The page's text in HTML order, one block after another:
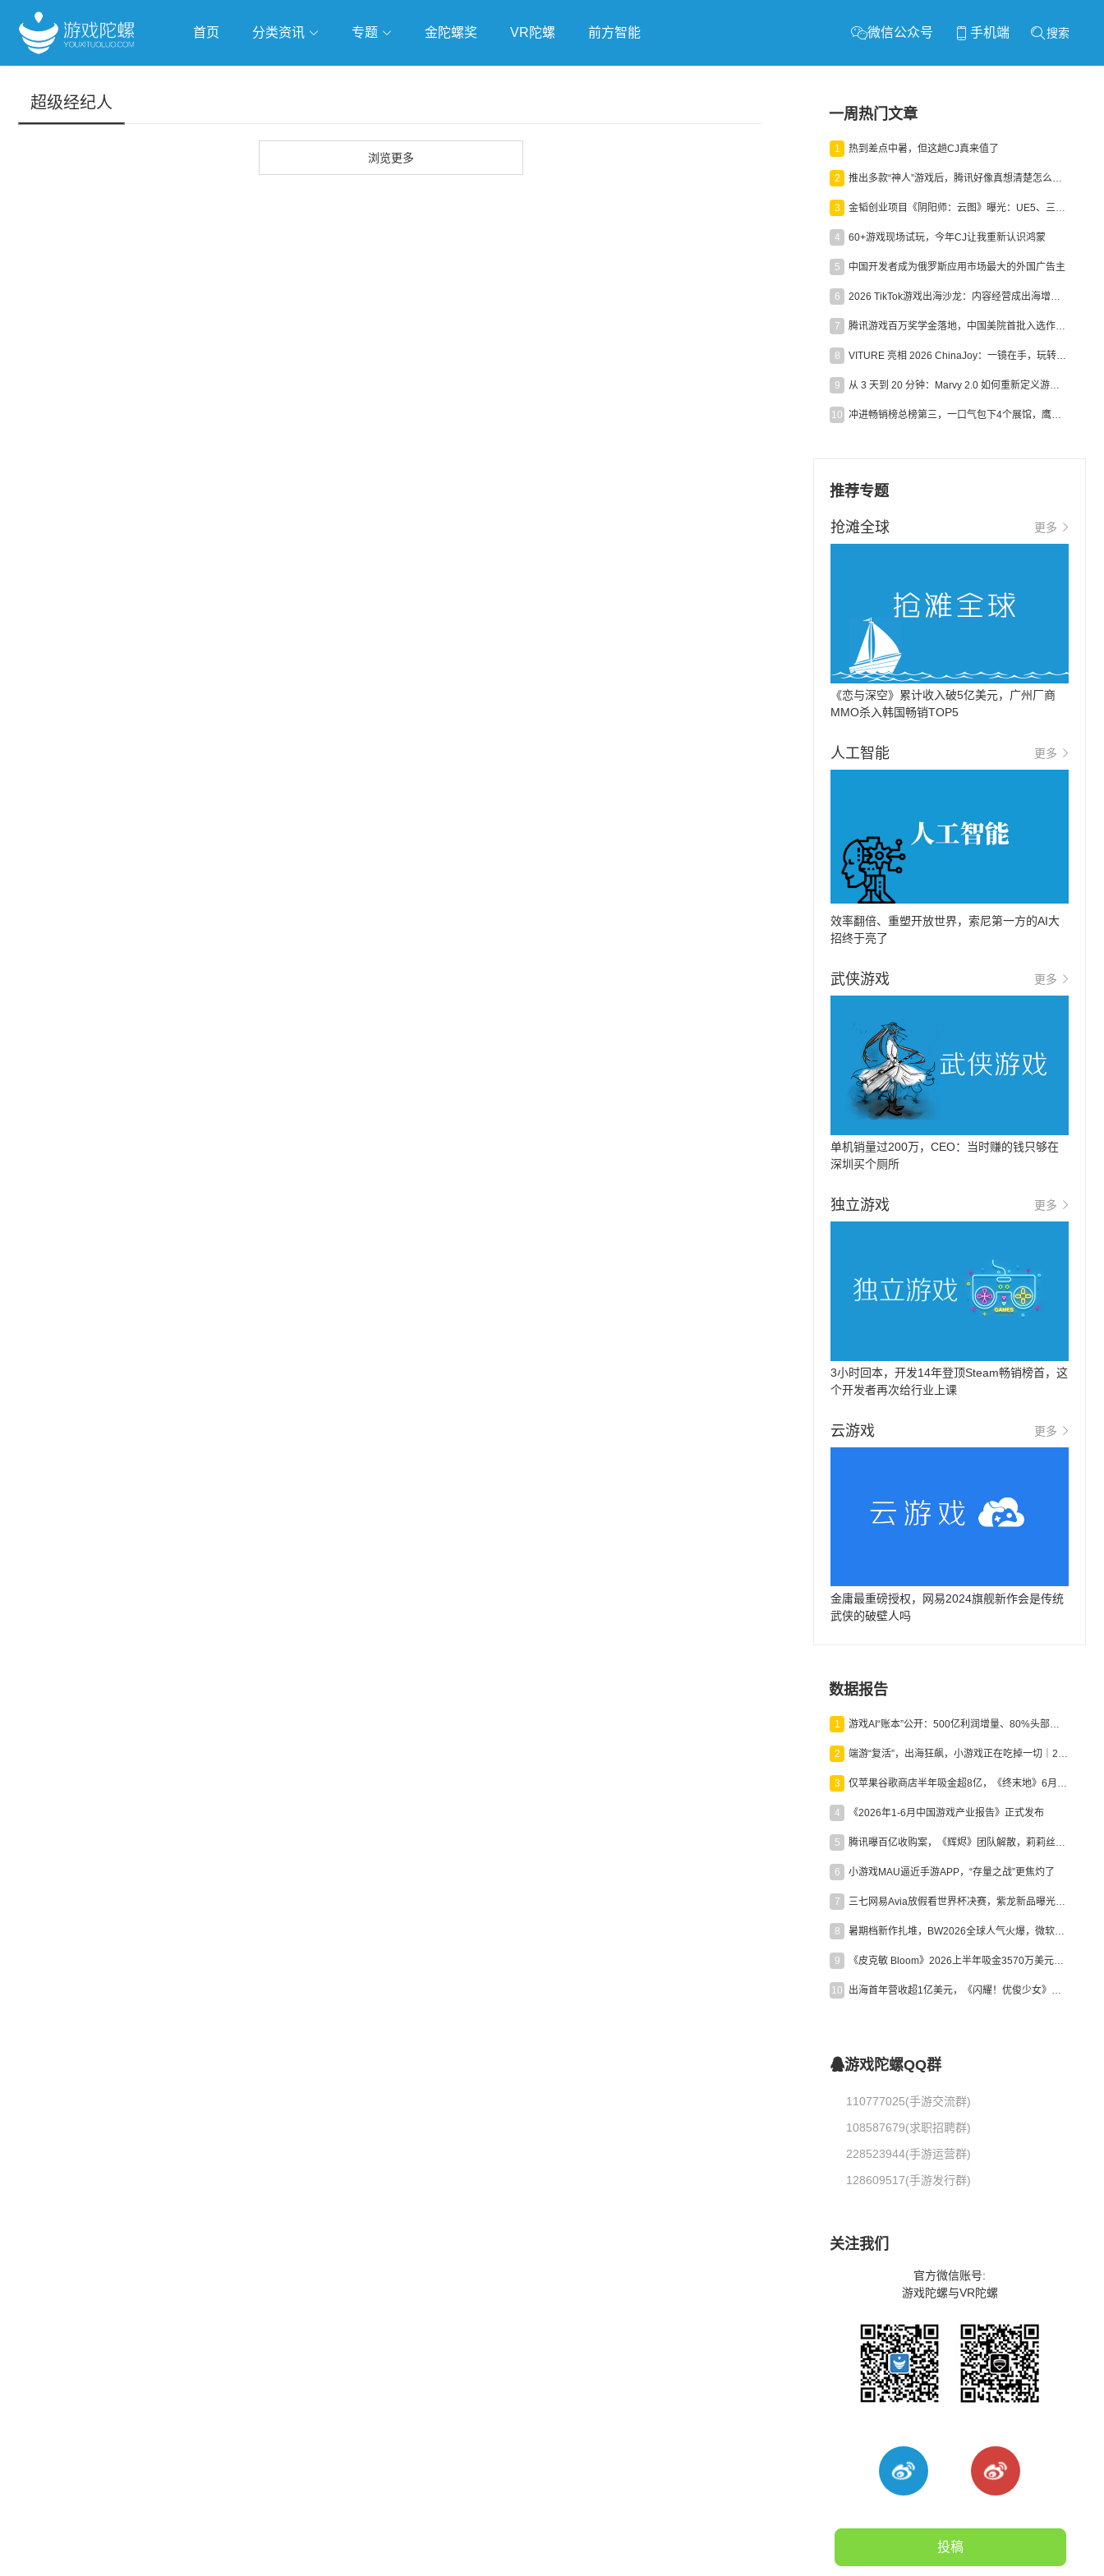
首页 分类资讯 专题 金陀螺奖 VR陀螺 前方智能 微信公众号 手机端 搜索
超级经纪人
浏览更多
一周热门文章
1 热到差点中暑，但这趟CJ真来值了
2 推出多款“神人”游戏后，腾讯好像真想清楚怎么做二次元了
3 金韬创业项目《阴阳师：云图》曝光：UE5、三端互通、ARPG
4 60+游戏现场试玩，今年CJ让我重新认识鸿蒙
5 中国开发者成为俄罗斯应用市场最大的外国广告主
6 2026 TikTok游戏出海沙龙：内容经营成出海增长新引擎
7 腾讯游戏百万奖学金落地，中国美院首批入选作品获业内关注
8 VITURE 亮相 2026 ChinaJoy：一镜在手，玩转全场！
9 从 3 天到 20 分钟：Marvy 2.0 如何重新定义游戏出海营销效率？
10 冲进畅销榜总榜第三，一口气包下4个展馆，鹰角把嘉年华做爆了
推荐专题
抢滩全球 更多
《恋与深空》累计收入破5亿美元，广州厂商
MMO杀入韩国畅销TOP5
人工智能 更多
效率翻倍、重塑开放世界，索尼第一方的AI大
招终于亮了
武侠游戏 更多
单机销量过200万，CEO：当时赚的钱只够在
深圳买个厕所
独立游戏 更多
3小时回本，开发14年登顶Steam畅销榜首，这
个开发者再次给行业上课
云游戏 更多
金庸最重磅授权，网易2024旗舰新作会是传统
武侠的破壁人吗
数据报告
1 游戏AI“账本”公开：500亿利润增量、80%头部入局，谁在闷声发财？
2 端游“复活”，出海狂飙，小游戏正在吃掉一切｜2026上半年产业报告
3 仅苹果谷歌商店半年吸金超8亿，《终末地》6月份收入显著回暖
4 《2026年1-6月中国游戏产业报告》正式发布
5 腾讯曝百亿收购案，《辉烬》团队解散，莉莉丝新作曝光｜陀螺周报
6 小游戏MAU逼近手游APP，“存量之战”更焦灼了
7 三七网易Avia放假看世界杯决赛，紫龙新品曝光，米哈游新作上线 | 陀螺周报
8 暑期档新作扎堆，BW2026全球人气火爆，微软XBOX大裁员|陀螺周报
9 《皮克敏 Bloom》2026上半年吸金3570万美元，中国台湾成最大市场
10 出海首年营收超1亿美元，《闪耀！优俊少女》美国市场占比达七成
游戏陀螺QQ群
110777025(手游交流群)
108587679(求职招聘群)
228523944(手游运营群)
128609517(手游发行群)
关注我们
官方微信账号:
游戏陀螺与VR陀螺
投稿